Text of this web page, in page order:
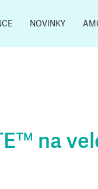
NOVINKY
na